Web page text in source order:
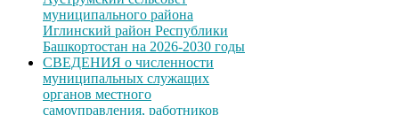
муниципального района
Иглинский район Республики
Башкортостан на 2026-2030 годы
СВЕДЕНИЯ о численности
муниципальных служащих
органов местного
самоуправления, работников